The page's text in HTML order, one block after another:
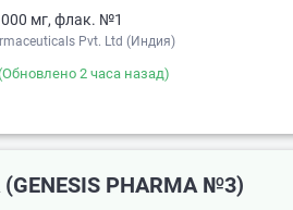
мг, флак. №1
Pvt. Ltd (Индия)
2 часа назад)
PHARMA №3)